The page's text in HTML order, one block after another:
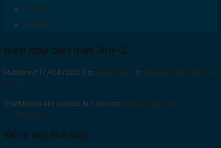
Tin tức
Liên hệ
bien hop den mat 3m-2
Published 17/04/2020 at 600 × 450 in Biển hộp đèn mặt bạt
giá rẻ
Trackbacks are closed, but you can post a comment.
← Previous
Để lại một bình luận